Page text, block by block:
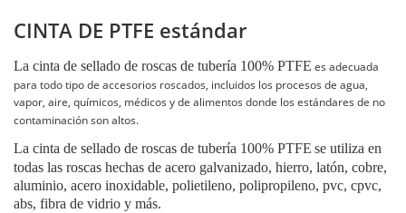
CINTA DE PTFE estándar
La cinta de sellado de roscas de tubería 100% PTFE es adecuada
para todo tipo de accesorios roscados, incluidos los procesos de agua,
vapor, aire, químicos, médicos y de alimentos donde los estándares de no
contaminación son altos.
La cinta de sellado de roscas de tubería 100% PTFE se utiliza en
todas las roscas hechas de acero galvanizado, hierro, latón, cobre,
aluminio, acero inoxidable, polietileno, polipropileno, pvc, cpvc,
abs, fibra de vidrio y más.